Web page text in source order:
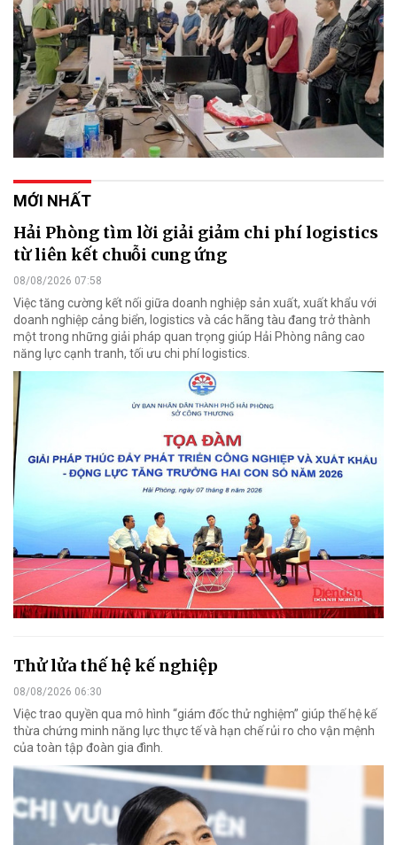
MỚI NHẤT
Hải Phòng tìm lời giải giảm chi phí logistics
từ liên kết chuỗi cung ứng
08/08/2026 07:58
Việc tăng cường kết nối giữa doanh nghiệp sản xuất, xuất khẩu với
doanh nghiệp cảng biển, logistics và các hãng tàu đang trở thành
một trong những giải pháp quan trọng giúp Hải Phòng nâng cao
năng lực cạnh tranh, tối ưu chi phí logistics.
Thử lửa thế hệ kế nghiệp
08/08/2026 06:30
Việc trao quyền qua mô hình “giám đốc thử nghiệm” giúp thế hệ kế
thừa chứng minh năng lực thực tế và hạn chế rủi ro cho vận mệnh
của toàn tập đoàn gia đình.